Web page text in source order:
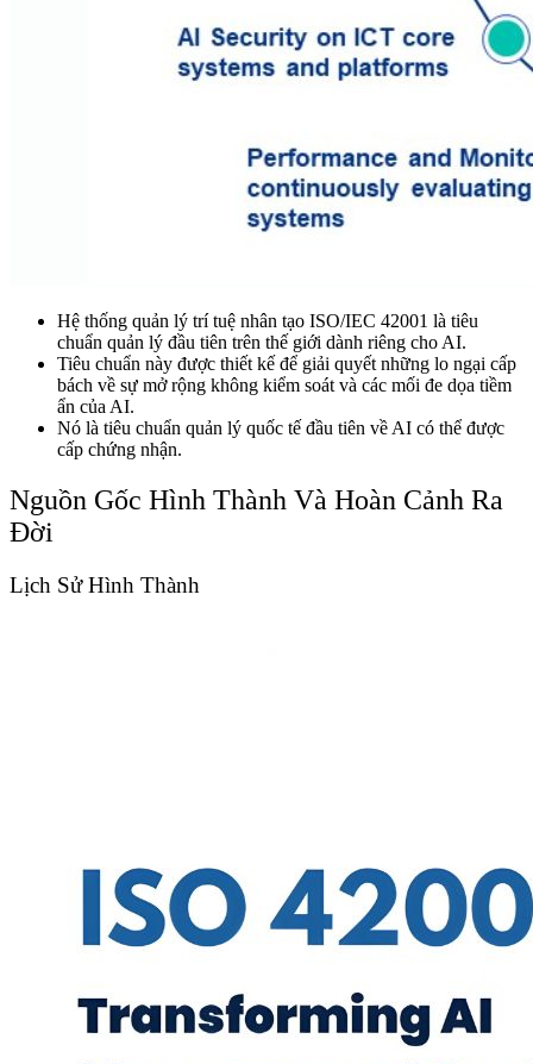
Hệ thống quản lý trí tuệ nhân tạo ISO/IEC 42001 là tiêu
chuẩn quản lý đầu tiên trên thế giới dành riêng cho AI.
Tiêu chuẩn này được thiết kế để giải quyết những lo ngại cấp
bách về sự mở rộng không kiểm soát và các mối đe dọa tiềm
ẩn của AI.
Nó là tiêu chuẩn quản lý quốc tế đầu tiên về AI có thể được
cấp chứng nhận.
Nguồn Gốc Hình Thành Và Hoàn Cảnh Ra
Đời
Lịch Sử Hình Thành